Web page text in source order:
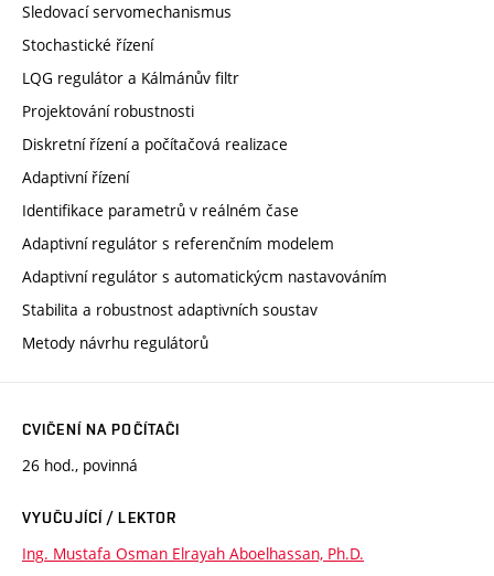
Sledovací servomechanismus
Stochastické řízení
LQG regulátor a Kálmánův filtr
Projektování robustnosti
Diskretní řízení a počítačová realizace
Adaptivní řízení
Identifikace parametrů v reálném čase
Adaptivní regulátor s referenčním modelem
Adaptivní regulátor s automatickýcm nastavováním
Stabilita a robustnost adaptivních soustav
Metody návrhu regulátorů
CVIČENÍ NA POČÍTAČI
26 hod., povinná
VYUČUJÍCÍ / LEKTOR
Ing. Mustafa Osman Elrayah Aboelhassan, Ph.D.